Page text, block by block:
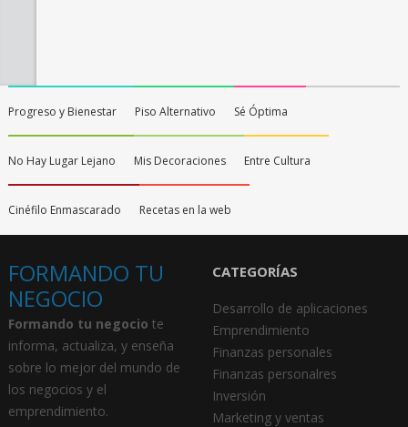
Progreso y Bienestar Piso Alternativo Sé Óptima
No Hay Lugar Lejano Mis Decoraciones Entre Cultura
Cinéfilo Enmascarado Recetas en la web
FORMANDO TU
NEGOCIO
Formando tu negocio te
informa, actualiza, y enseña
sobre lo mejor del mundo de
los negocios y el
emprendimiento.
CATEGORÍAS
Desarrollo de aplicaciones
Emprendimiento
Finanzas personales
Finanzas personalres
Inversión
Marketing y ventas